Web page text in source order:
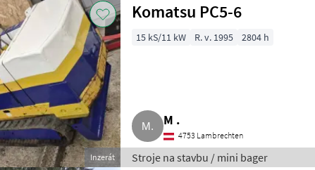
Inzerát
Komatsu PC5-6
15 kS/11 kW R. v. 1995 2804 h
M .
4753 Lambrechten
Stroje na stavbu / mini bager